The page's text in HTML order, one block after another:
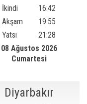
İkindi
16:42
Akşam
19:55
Yatsı
21:28
08 Ağustos 2026
Cumartesi
Diyarbakır